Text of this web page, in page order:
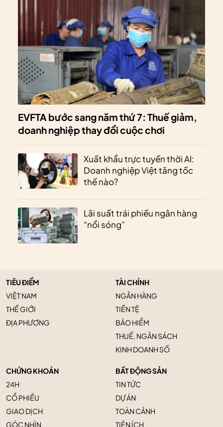
EVFTA bước sang năm thứ 7: Thuế giảm,
doanh nghiệp thay đổi cuộc chơi
Xuất khẩu trực tuyến thời AI:
Doanh nghiệp Việt tăng tốc
thế nào?
Lãi suất trái phiếu ngân hàng
“nổi sóng”
TIÊU ĐIỂM
VIỆT NAM
THẾ GIỚI
ĐỊA PHƯƠNG
TÀI CHÍNH
NGÂN HÀNG
TIỀN TỆ
BẢO HIỂM
THUẾ, NGÂN SÁCH
KINH DOANH SỐ
CHỨNG KHOÁN
24H
CỔ PHIẾU
GIAO DỊCH
GÓC NHÌN
BẤT ĐỘNG SẢN
TIN TỨC
DỰ ÁN
TOÀN CẢNH
TIỆN ÍCH